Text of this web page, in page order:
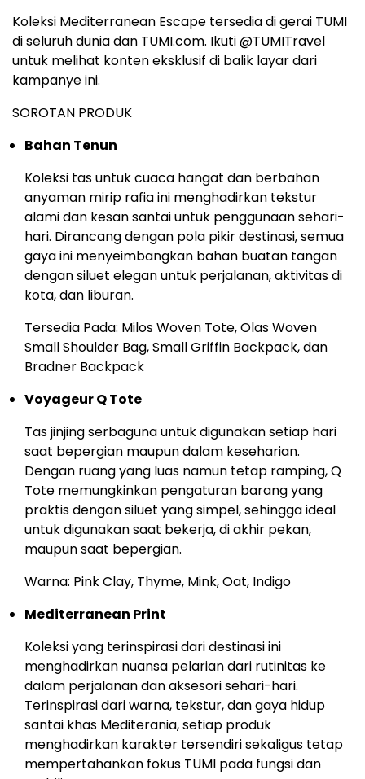
Koleksi Mediterranean Escape tersedia di gerai TUMI
di seluruh dunia dan TUMI.com. Ikuti @TUMITravel
untuk melihat konten eksklusif di balik layar dari
kampanye ini.
SOROTAN PRODUK
Bahan Tenun
Koleksi tas untuk cuaca hangat dan berbahan
anyaman mirip rafia ini menghadirkan tekstur
alami dan kesan santai untuk penggunaan sehari-
hari. Dirancang dengan pola pikir destinasi, semua
gaya ini menyeimbangkan bahan buatan tangan
dengan siluet elegan untuk perjalanan, aktivitas di
kota, dan liburan.
Tersedia Pada: Milos Woven Tote, Olas Woven
Small Shoulder Bag, Small Griffin Backpack, dan
Bradner Backpack
Voyageur Q Tote
Tas jinjing serbaguna untuk digunakan setiap hari
saat bepergian maupun dalam keseharian.
Dengan ruang yang luas namun tetap ramping, Q
Tote memungkinkan pengaturan barang yang
praktis dengan siluet yang simpel, sehingga ideal
untuk digunakan saat bekerja, di akhir pekan,
maupun saat bepergian.
Warna: Pink Clay, Thyme, Mink, Oat, Indigo
Mediterranean Print
Koleksi yang terinspirasi dari destinasi ini
menghadirkan nuansa pelarian dari rutinitas ke
dalam perjalanan dan aksesori sehari-hari.
Terinspirasi dari warna, tekstur, dan gaya hidup
santai khas Mediterania, setiap produk
menghadirkan karakter tersendiri sekaligus tetap
mempertahankan fokus TUMI pada fungsi dan